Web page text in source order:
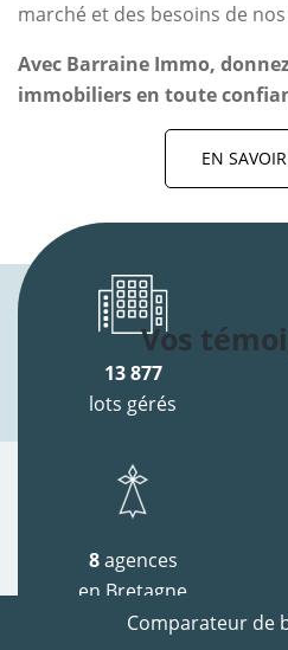
marché et des besoins de
Avec Barraine Immo,
immobiliers en toute
EN
Vos
13 877
lots gérés
8agences
en Bretagne
Comparateur de